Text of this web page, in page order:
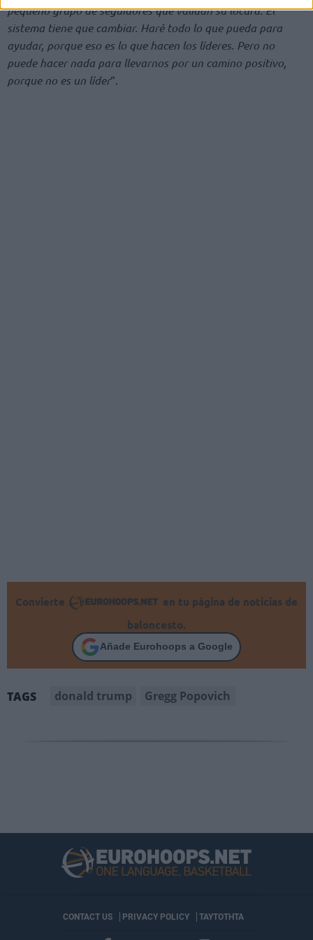
pequeño grupo de seguidores que validan su locura. El
sistema tiene que cambiar. Haré todo lo que pueda para
ayudar, porque eso es lo que hacen los líderes. Pero no
puede hacer nada para llevarnos por un camino positivo,
porque no es un líder“.
Convierte
en tu página de noticias de
baloncesto.
Añade Eurohoops a Google
TAGS donald trump Gregg Popovich
CONTACT US PRIVACY POLICY ΤΑΥΤΟΤΗΤΑ